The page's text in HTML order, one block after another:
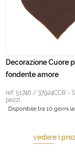
Decorazione Cuore
fondente amore
ref. 51746 / 37924CCR -
pezzi
Disponibile tra 10 giorni
vedere i